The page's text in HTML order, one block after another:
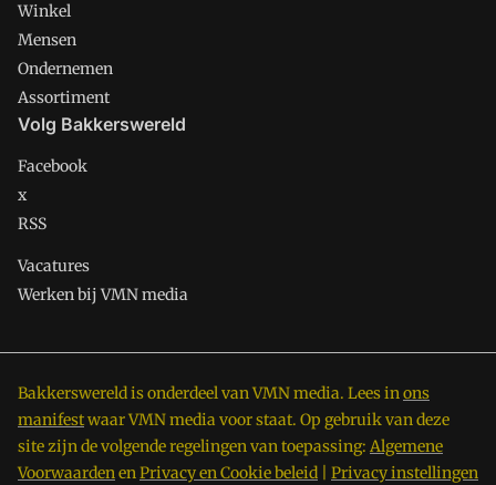
Winkel
Mensen
Ondernemen
Assortiment
Volg Bakkerswereld
Facebook
x
RSS
Vacatures
Werken bij VMN media
Bakkerswereld is onderdeel van VMN media. Lees inons
manifestwaar VMN media voor staat. Op gebruik van deze
site zijn de volgende regelingen van toepassing: Algemene
VoorwaardenenPrivacy en Cookie beleid Privacy instellingen